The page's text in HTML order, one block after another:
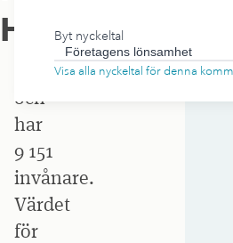
Haparanda
Norrbottens
och
har
9 151
invånare.
Värdet
för
Byt nyckeltal
Visa alla nyckeltal för denna